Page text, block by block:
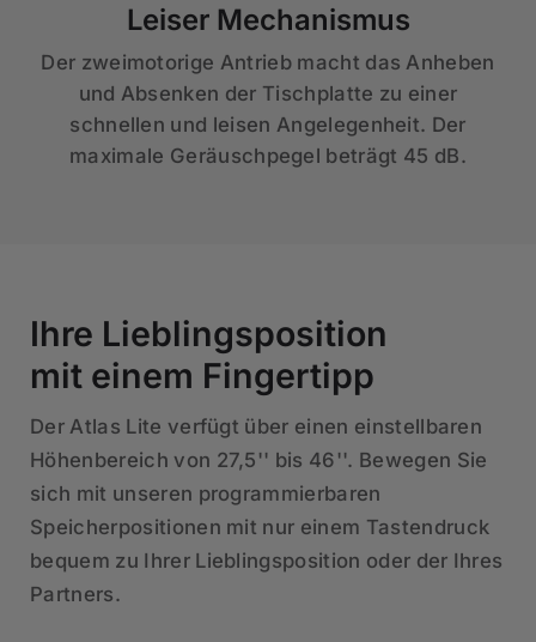
Leiser Mechanismus
Der zweimotorige Antrieb macht das Anheben
und Absenken der Tischplatte zu einer
schnellen und leisen Angelegenheit. Der
maximale Geräuschpegel beträgt 45 dB.
Ihre Lieblingsposition
mit einem Fingertipp
Der Atlas Lite verfügt über einen einstellbaren
Höhenbereich von 27,5'' bis 46''. Bewegen Sie
sich mit unseren programmierbaren
Speicherpositionen mit nur einem Tastendruck
bequem zu Ihrer Lieblingsposition oder der Ihres
Partners.